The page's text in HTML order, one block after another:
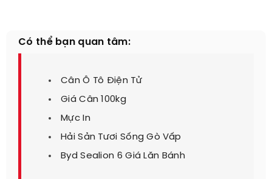
Có thể bạn quan tâm:
Cân Ô Tô Điện Tử
Giá Cân 100kg
Mực In
Hải Sản Tươi Sống Gò Vấp
Byd Sealion 6 Giá Lăn Bánh